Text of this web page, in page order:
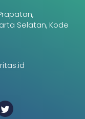
Selatan, Kode